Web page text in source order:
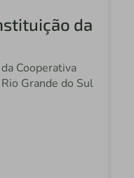
da
Cooperativa
Grande do Sul